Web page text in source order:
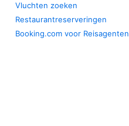
Vluchten zoeken
Restaurantreserveringen
Booking.com voor Reisagenten